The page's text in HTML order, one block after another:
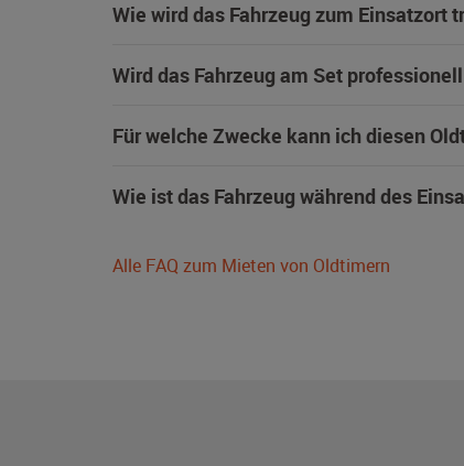
Wie wird das Fahrzeug zum Einsatzort
Wird das Fahrzeug am Set
Für welche Zwecke kann ich diesen
Wie ist das Fahrzeug während des
Alle FAQ zum Mieten von Oldtimern